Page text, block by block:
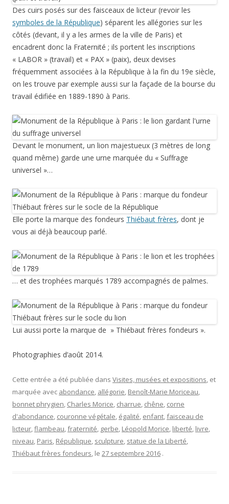
Des cuirs posés sur des faisceaux de licteur (revoir les
symboles de la République) séparent les allégories sur les
côtés (devant, il y a les armes de la ville de Paris) et
encadrent donc la Fraternité ; ils portent les inscriptions
« LABOR » (travail) et « PAX » (paix), deux devises
fréquemment associées à la République à la fin du 19e siècle,
on les trouve par exemple aussi sur la façade de la bourse du
travail édifiée en 1889-1890 à Paris.
Devant le monument, un lion majestueux (3 mètres de long
quand même) garde une urne marquée du « Suffrage
universel »…
Elle porte la marque des fondeurs Thiébaut frères, dont je
vous ai déjà beaucoup parlé.
… et des trophées marqués 1789 accompagnés de palmes.
Lui aussi porte la marque de » Thiébaut frères fondeurs ».
Photographies d’août 2014.
Cette entrée a été publiée dans Visites, musées et expositions, et
marquée avec abondance, allégorie, Benoît-Marie Moriceau,
bonnet phrygien, Charles Morice, charrue, chêne, corne
d'abondance, couronne végétale, égalité, enfant,faisceau de
licteur,flambeau,fraternité, gerbe, Léopold Morice, liberté, livre,
niveau, Paris, République, sculpture, statue de la Liberté,
Thiébaut frères fondeurs, le 27 septembre 2016 .